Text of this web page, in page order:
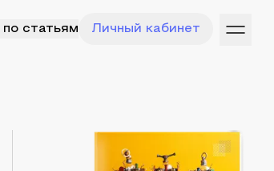
по статьям Личный кабинет